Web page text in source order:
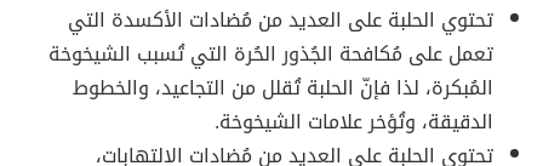
تحتوي الحلبة على العديد من مُضادات الأكسدة التي
تعمل على مُكافحة الجُذور الحُرة التي تُسبب الشيخوخة
المُبكرة، لذا فإنّ الحلبة تُقلل من التجاعيد، والخطوط
الدقيقة، وتُؤخر علامات الشيخوخة.
تحتوي الحلبة على العديد من مُضادات الالتهابات،